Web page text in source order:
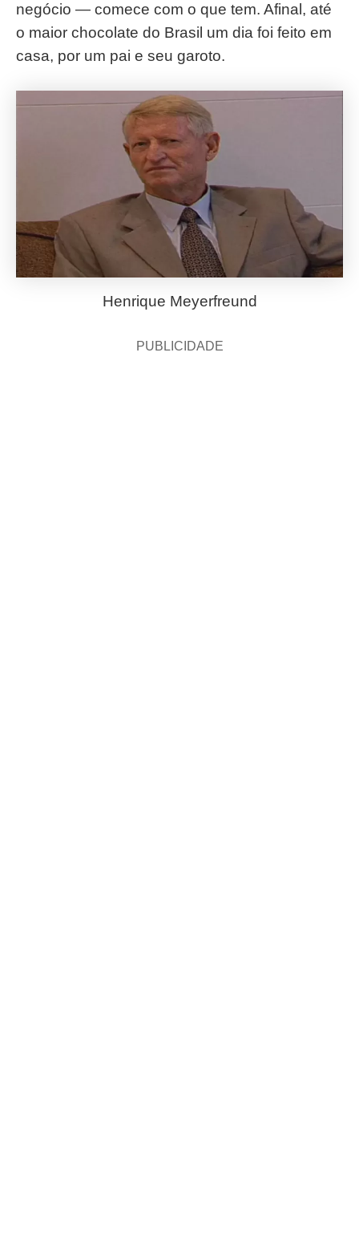
negócio — comece com o que tem. Afinal, até
o maior chocolate do Brasil um dia foi feito em
casa, por um pai e seu garoto.
Henrique Meyerfreund
PUBLICIDADE